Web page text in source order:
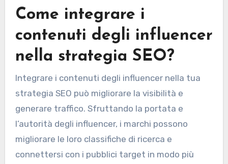
Come integrare i
contenuti degli influencer
nella strategia SEO?
Integrare i contenuti degli influencer nella tua
strategia SEO può migliorare la visibilità e
generare traffico. Sfruttando la portata e
l’autorità degli influencer, i marchi possono
migliorare le loro classifiche di ricerca e
connettersi con i pubblici target in modo più